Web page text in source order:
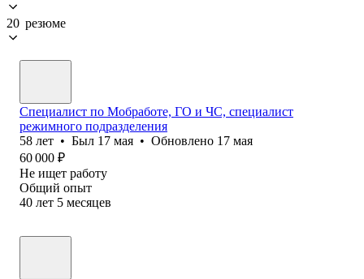
20 резюме
Специалист по Мобработе, ГО и ЧС, специалист
режимного подразделения
58 лет • Был 17 мая • Обновлено 17 мая
60 000 ₽
Не ищет работу
Общий опыт
40 лет 5 месяцев